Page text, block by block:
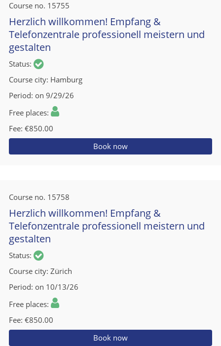
Course no. 15755
Herzlich willkommen! Empfang &
Telefonzentrale professionell meistern und
gestalten
Status
Course city Hamburg
Period on 9/29/26
Free places
Fee €850.00
Book now
Course no. 15758
Herzlich willkommen! Empfang &
Telefonzentrale professionell meistern und
gestalten
Status
Course city Zürich
Period on 10/13/26
Free places
Fee €850.00
Book now